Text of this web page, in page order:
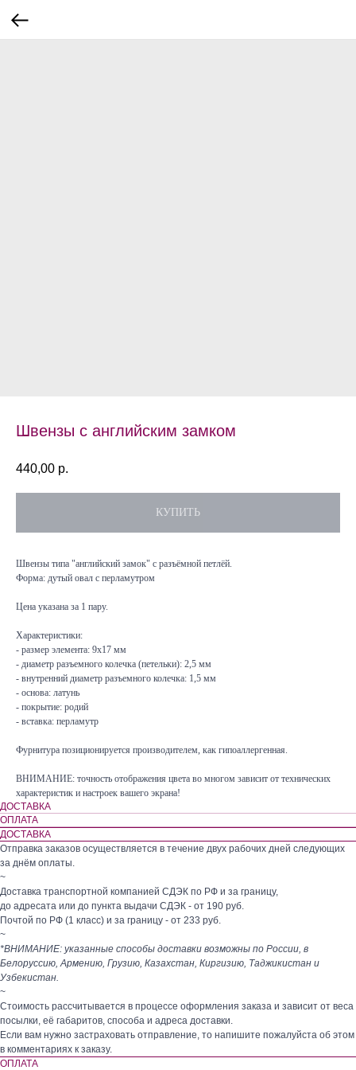
Швензы с английским замком
440,00 р.
КУПИТЬ
Швензы типа "английский замок" с разъёмной петлёй.
Форма: дутый овал с перламутром
Цена указана за 1 пару.
Характеристики:
- размер элемента: 9х17 мм
- диаметр разъемного колечка (петельки): 2,5 мм
- внутренний диаметр разъемного колечка: 1,5 мм
- основа: латунь
- покрытие: родий
- вставка: перламутр
Фурнитура позиционируется производителем, как гипоаллергенная.
ВНИМАНИЕ: точность отображения цвета во многом зависит от технических
характеристик и настроек вашего экрана!
ДОСТАВКА
ОПЛАТА
ДОСТАВКА
Отправка заказов осуществляется в течение двух рабочих дней следующих
за днём оплаты.
~
Доставка транспортной компанией СДЭК по РФ и за границу,
до адресата или до пункта выдачи СДЭК - от 190 руб.
Почтой по РФ (1 класс) и за границу - от 233 руб.
~
*ВНИМАНИЕ: указанные способы доставки возможны по России, в
Белоруссию, Армению, Грузию, Казахстан, Киргизию, Таджикистан и
Узбекистан.
~
Стоимость рассчитывается в процессе оформления заказа и зависит от веса
посылки, её габаритов, способа и адреса доставки.
Если вам нужно застраховать отправление, то напишите пожалуйста об этом
в комментариях к заказу.
ОПЛАТА